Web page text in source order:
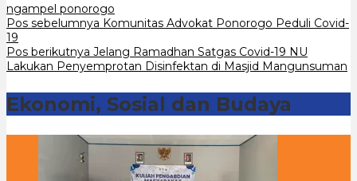
ngampel ponorogo
Navigasi
pos
Pos sebelumnya Komunitas Advokat Ponorogo Peduli Covid-
19
Pos berikutnya Jelang Ramadhan Satgas Covid-19 NU
Lakukan Penyemprotan Disinfektan di Masjid Mangunsuman
Ekonomi, Sosial dan Budaya